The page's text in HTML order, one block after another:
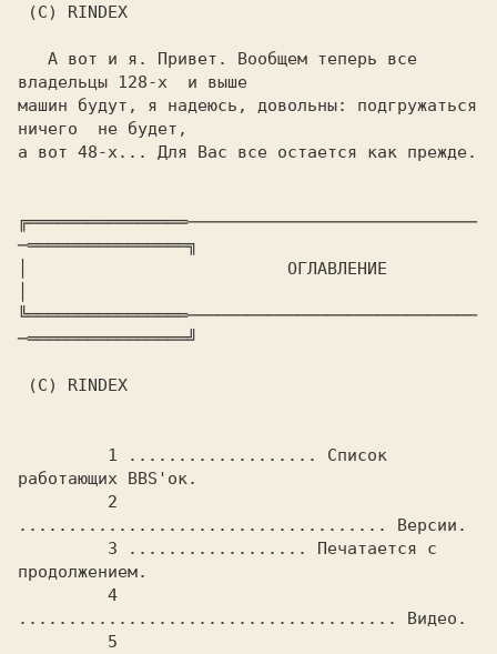
владельцы 128-х  и выше
машин будут, я надеюсь, довольны: подгружаться
ничего  не будет,
а вот 48-х... Для Вас все остается как прежде.
╔════════════════─────────────────────────────
─════════════════╗
╚════════════════─────────────────────────────
─════════════════╝
работающих BBS'ок.
..................................... Версии.
продолжением.
...................................... Видео.